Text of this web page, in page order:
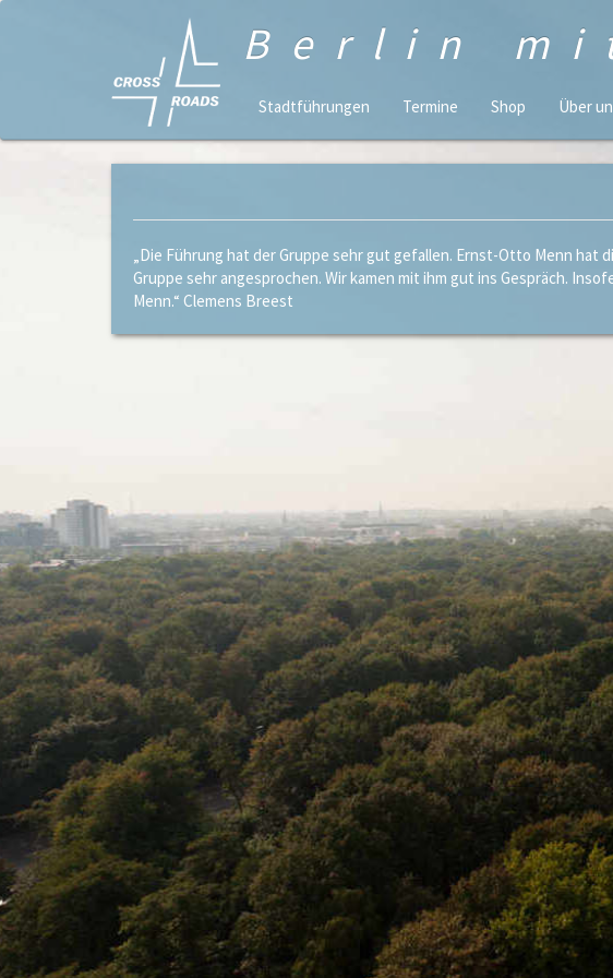
Berlin
Stadtführungen Termine Shop Über
„Die Führung hat der Gruppe sehr gut gefallen. Ernst-Otto Menn
Gruppe sehr angesprochen. Wir kamen mit ihm gut ins Gespräch.
Menn.“ Clemens Breest